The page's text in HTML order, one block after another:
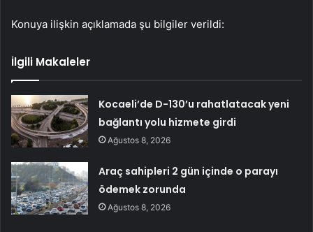
Konuya ilişkin açıklamada şu bilgiler verildi:
İlgili Makaleler
Kocaeli’de D-130’u rahatlatacak yeni
bağlantı yolu hizmete girdi
Ağustos 8, 2026
Araç sahipleri 2 gün içinde o parayı
ödemek zorunda
Ağustos 8, 2026